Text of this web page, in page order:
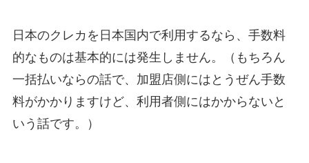
日本のクレカを日本国内で利用するなら、手数料
的なものは基本的には発生しません。（もちろん
一括払いならの話で、加盟店側にはとうぜん手数
料がかかりますけど、利用者側にはかからないと
いう話です。）